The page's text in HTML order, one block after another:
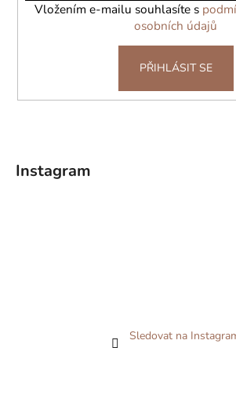
Vložením e-mailu souhlasíte s
osobních údajů
PŘIHLÁSIT SE
Instagram
Sledovat na